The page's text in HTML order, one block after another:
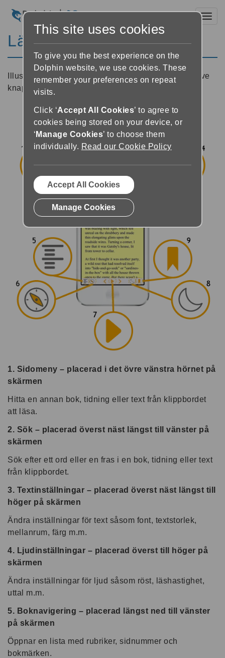
Läsaren - översikt
Illustration på Läsaren med beskrivning av respektive
knapp.
1. Sidomeny – placerad i det övre vänstra hörnet på
skärmen
Hitta en annan bok, tidning eller text från klippbordet
att läsa.
2. Sök – placerad överst näst längst till vänster på
skärmen
Sök efter ett ord eller en fras i en bok, tidning eller text
från klippbordet.
3. Textinställningar – placerad överst näst längst till
höger på skärmen
Ändra inställningar för text såsom font, textstorlek,
mellanrum, färg m.m.
4. Ljudinställningar – placerad överst till höger på
skärmen
Ändra inställningar för ljud såsom röst, läshastighet,
uttal m.m.
5. Boknavigering – placerad längst ned till vänster
på skärmen
Öppnar en lista med rubriker, sidnummer och
bokmärken.
This site uses cookies
To give you the best experience on the
Dolphin website, we use cookies. These
remember your preferences on repeat
visits.
Click ‘Accept All Cookies’ to agree to
cookies being stored on your device, or
‘ Manage Cookies’ to choose them
individually. Read our Cookie Policy
Accept All Cookies
Manage Cookies